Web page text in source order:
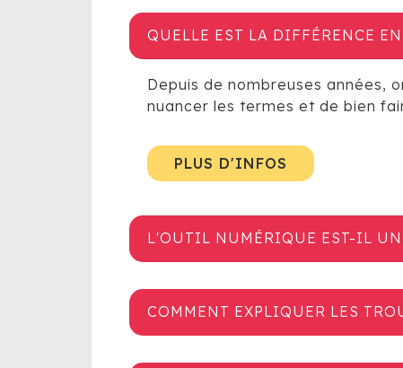
QUELLE EST LA DIFFÉRENCE
Depuis de nombreuses années,
nuancer les termes et de bien
PLUS D'INFOS
L'OUTIL NUMÉRIQUE EST-IL
COMMENT EXPLIQUER LES